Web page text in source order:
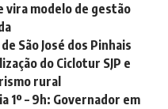
vira modelo de gestão
São José dos Pinhais
do Ciclotur SJP e
rural
1º – 9h: Governador em